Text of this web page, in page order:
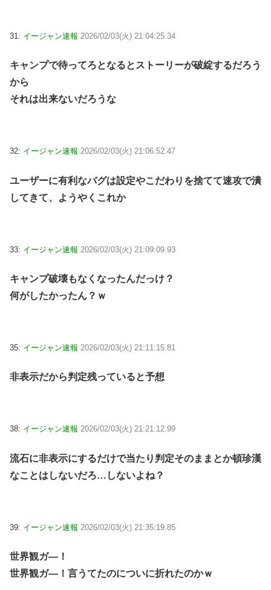
31: イージャン速報 2026/02/03(火) 21:04:25.34
キャンプで待ってろとなるとストーリーが破綻するだろう
から
それは出来ないだろうな
32: イージャン速報 2026/02/03(火) 21:06:52.47
ユーザーに有利なバグは設定やこだわりを捨てて速攻で潰
してきて、ようやくこれか
33: イージャン速報 2026/02/03(火) 21:09:09.93
キャンプ破壊もなくなったんだっけ？
何がしたかったん？ｗ
35: イージャン速報 2026/02/03(火) 21:11:15.81
非表示だから判定残っていると予想
38: イージャン速報 2026/02/03(火) 21:21:12.99
流石に非表示にするだけで当たり判定そのままとか頓珍漢
なことはしないだろ…しないよね？
39: イージャン速報 2026/02/03(火) 21:35:19.85
世界観ガ―！
世界観ガ―！言うてたのについに折れたのかｗ